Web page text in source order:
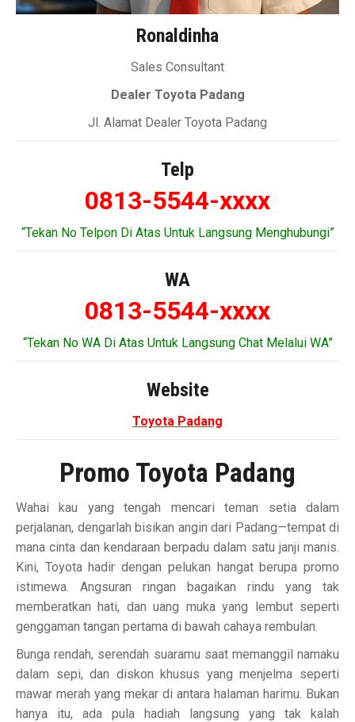
Ronaldinha
Sales Consultant
Dealer Toyota Padang
Jl. Alamat Dealer Toyota Padang
Telp
0813-5544-xxxx
“Tekan No Telpon Di Atas Untuk Langsung Menghubungi”
WA
0813-5544-xxxx
“Tekan No WA Di Atas Untuk Langsung Chat Melalui WA”
Website
Toyota Padang
Promo Toyota Padang
Wahai kau yang tengah mencari teman setia dalam
perjalanan, dengarlah bisikan angin dari Padang—tempat di
mana cinta dan kendaraan berpadu dalam satu janji manis.
Kini, Toyota hadir dengan pelukan hangat berupa promo
istimewa. Angsuran ringan bagaikan rindu yang tak
memberatkan hati, dan uang muka yang lembut seperti
genggaman tangan pertama di bawah cahaya rembulan.
Bunga rendah, serendah suaramu saat memanggil namaku
dalam sepi, dan diskon khusus yang menjelma seperti
mawar merah yang mekar di antara halaman harimu. Bukan
hanya itu, ada pula hadiah langsung yang tak kalah